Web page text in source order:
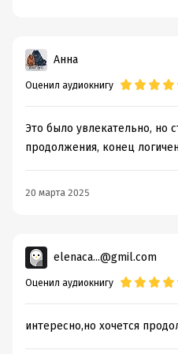
Анна
Оценил аудиокнигу
Это было увлекательно, но
продолжения, конец
20 марта 2025
elenaca...@gmil.com
Оценил аудиокнигу
интересно,но хочется